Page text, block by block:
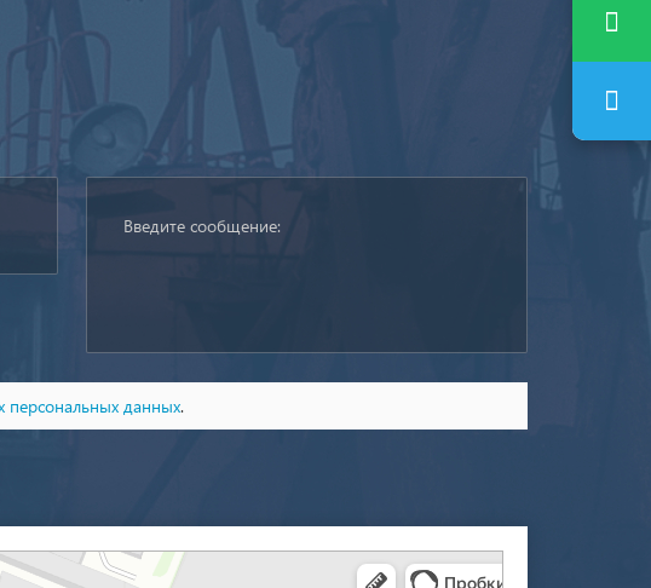
персональных данных.
на карте Санкт‑Петербурга — Яндекс Карты